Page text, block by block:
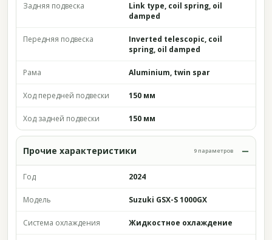
Задняя подвеска
Link type, coil spring, oil
damped
Передняя подвеска
Inverted telescopic, coil
spring, oil damped
Рама Aluminium, twin spar
Ход передней подвески 150 мм
Ход задней подвески 150 мм
Прочие характеристики 9 параметров
Год 2024
Модель Suzuki GSX-S 1000GX
Система охлаждения Жидкостное охлаждение